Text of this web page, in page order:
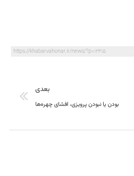
https://khabarvahonar.ir/news/?p=12415
بعدی
بودن یا نبودن پرویزی، افشای چهره‌ها